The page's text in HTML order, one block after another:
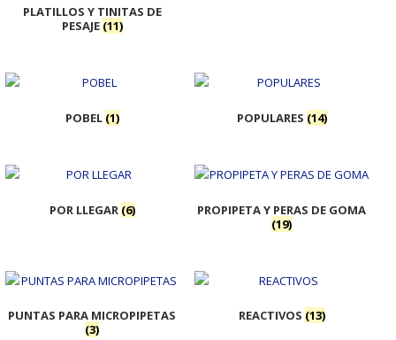
PLATILLOS Y TINITAS DE
PESAJE (11)
POBEL (1) POPULARES (14)
POR LLEGAR (6)
PROPIPETA Y PERAS DE GOMA
(19)
PUNTAS PARA MICROPIPETAS
(3)
REACTIVOS (13)